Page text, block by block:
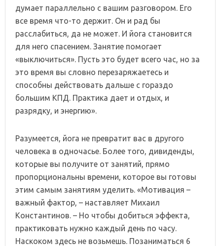
думает параллельно с вашим разговором. Его
все время что-то держит. Он и рад бы
расслабиться, да не может. И йога становится
для него спасением. Занятие помогает
«выключиться». Пусть это будет всего час, но за
это время вы словно перезаряжаетесь и
способны действовать дальше с гораздо
большим КПД. Практика дает и отдых, и
разрядку, и энергию».
Разумеется, йога не превратит вас в другого
человека в одночасье. Более того, дивиденды,
которые вы получите от занятий, прямо
пропорциональны времени, которое вы готовы
этим самым занятиям уделить. «Мотивация –
важный фактор, – наставляет Михаил
Константинов. – Но чтобы добиться эффекта,
практиковать нужно каждый день по часу.
Наскоком здесь не возьмешь. Позаниматься 6